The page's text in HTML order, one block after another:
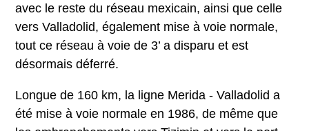
avec le reste du réseau mexicain, ainsi que celle
vers Valladolid, également mise à voie normale,
tout ce réseau à voie de 3’ a disparu et est
désormais déferré.
Longue de 160 km, la ligne Merida - Valladolid a
été mise à voie normale en 1986, de même que